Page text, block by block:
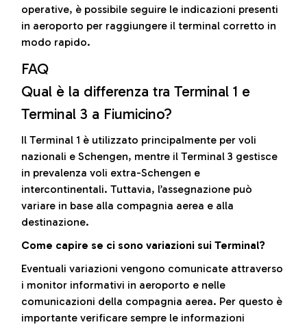
operative, è possibile seguire le indicazioni presenti
in aeroporto per raggiungere il terminal corretto in
modo rapido.
FAQ
Qual è la differenza tra Terminal 1 e
Terminal 3 a Fiumicino?
Il Terminal 1 è utilizzato principalmente per voli
nazionali e Schengen, mentre il Terminal 3 gestisce
in prevalenza voli extra-Schengen e
intercontinentali. Tuttavia, l’assegnazione può
variare in base alla compagnia aerea e alla
destinazione.
Come capire se ci sono variazioni sui Terminal?
Eventuali variazioni vengono comunicate attraverso
i monitor informativi in aeroporto e nelle
comunicazioni della compagnia aerea. Per questo è
importante verificare sempre le informazioni